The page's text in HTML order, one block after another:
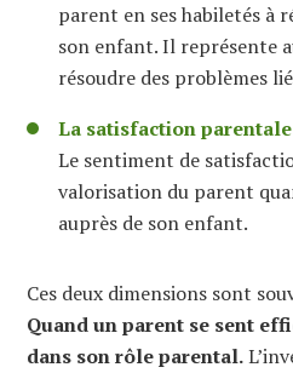
parent en ses habiletés à
son enfant. Il représente
résoudre des problèmes
La satisfaction parentale
Le sentiment de
valorisation du parent
auprès de son enfant.
Ces deux dimensions sont
Quand un parent se sent
dans son rôle parental.